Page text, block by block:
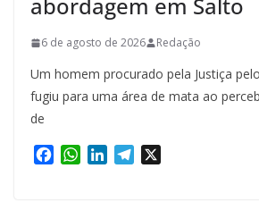
abordagem em Salto
6 de agosto de 2026 Redação
Um homem procurado pela Justiça
fugiu para uma área de mata ao
de
W